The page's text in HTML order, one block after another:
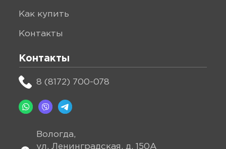
как купить
контакты
Контакты
8 (8172) 700-078
Вологда,
ул. Ленинградская, д. 150А